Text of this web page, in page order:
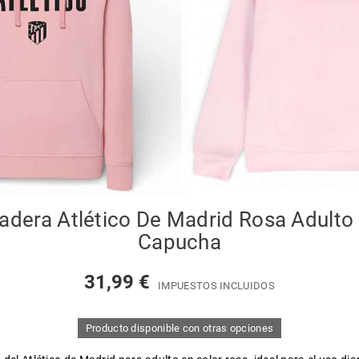
Atlético De Madrid Rosa Adulto
Capucha
31,99 € IMPUESTOS INCLUIDOS
Producto disponible con otras opciones